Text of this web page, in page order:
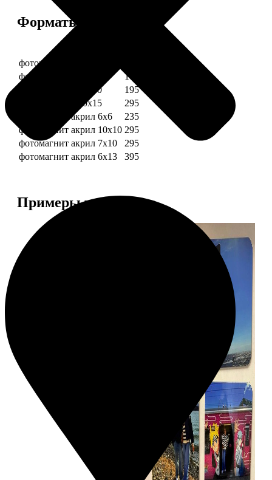
Форматы и цены
Услуга
фотомагниты 6х6
фотомагнит 7х10
175
фотомагниты 10х10
195
фотомагниты 10х15
295
фотомагнит акрил 6х6
235
фотомагнит акрил 10х10 295
фотомагнит акрил 7х10
295
фотомагнит акрил 6х13
395
Примеры работ